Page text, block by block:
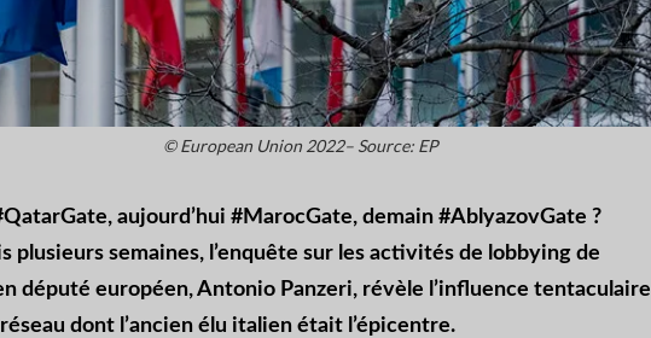
© European Union 2022– Source: EP
aujourd’hui #MarocGate, demain #AblyazovGate ?
plusieurs semaines, l’enquête sur les activités de lobbying de
député européen, Antonio Panzeri, révèle l’influence tentaculaire
dont l’ancien élu italien était l’épicentre.